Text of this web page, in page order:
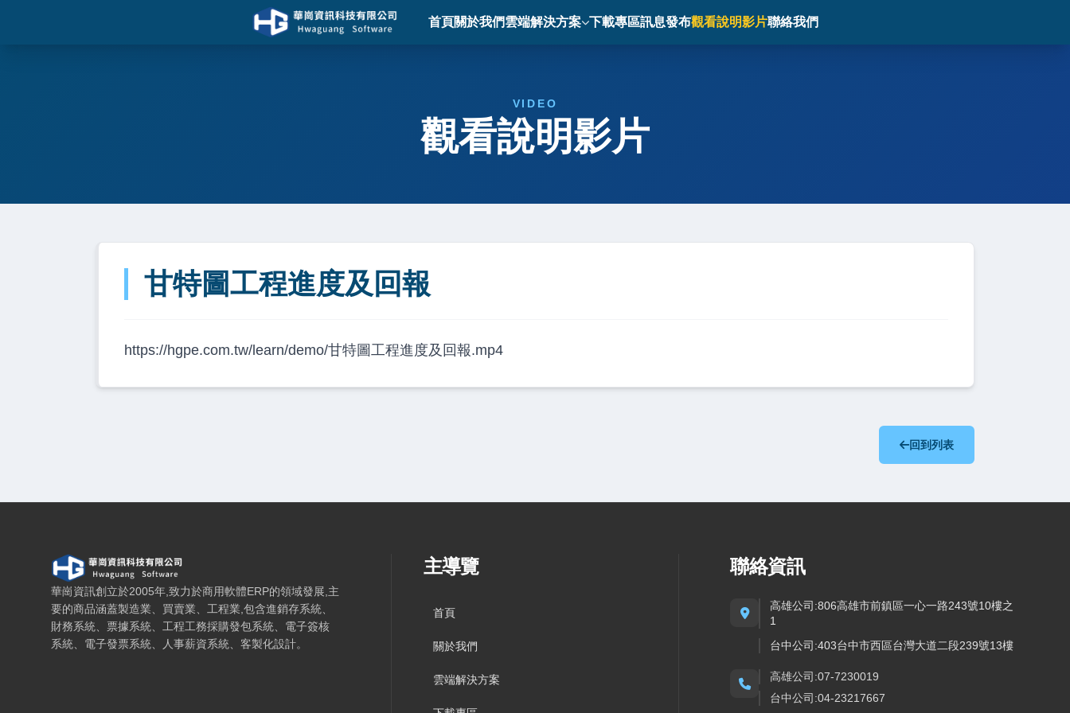
首頁關於我們雲端解決方案 下載專區訊息發布觀看說明影片聯絡我們
VIDEO
觀看說明影片
甘特圖工程進度及回報
https://hgpe.com.tw/learn/demo/甘特圖工程進度及回報.mp4
回到列表
華崗資訊科技有限公司 — 網站概要、主導覽與聯絡方式
華崗資訊創立於2005年,致力於商用軟體ERP的領域發展,主
要的商品涵蓋製造業、買賣業、工程業,包含進銷存系統、
財務系統、票據系統、工程工務採購發包系統、電子簽核
系統、電子發票系統、人事薪資系統、客製化設計。
主導覽
首頁
關於我們
雲端解決方案
聯絡資訊
高雄公司:806高雄市前鎮區一心一路243號10樓之
1
台中公司:403台中市西區台灣大道二段239號13樓
高雄公司:07-7230019
台中公司:04-23217667